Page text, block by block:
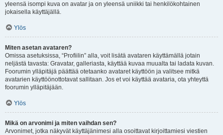
yleensä isompi kuva on avatar ja on yleensä uniikki tai henkilökohtainen
jokaisella käyttäjällä.
Ylös
Miten asetan avataren?
Omissa asetuksissa, “Profiilin” alla, voit lisätä avataren käyttämällä jotain
neljästä tavasta: Gravatar, galleriasta, käyttää kuvaa muualta tai ladata kuvan.
Foorumin ylläpitäjä päättää otetaanko avataret käyttöön ja valitsee mitkä
avatarien käyttöönottotavat sallitaan. Jos et voi käyttää avataria, ota yhteyttä
foorumin ylläpitäjään.
Ylös
Mikä on arvonimi ja miten vaihdan sen?
Arvonimet, jotka näkyvät käyttäjänimesi alla osoittavat kirjoittamiesi viestien